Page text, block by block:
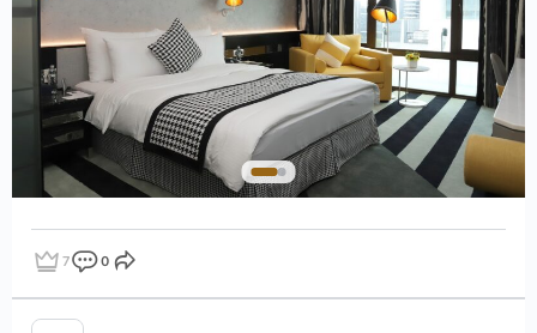
點讚 7評論 0分享